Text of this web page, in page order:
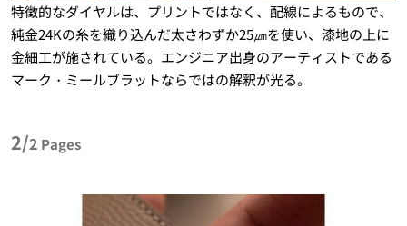
特徴的なダイヤルは、プリントではなく、配線によるもので、
純金24Kの糸を織り込んだ太さわずか25㎛を使い、漆地の上に
金細工が施されている。エンジニア出身のアーティストである
マーク・ミールブラットならではの解釈が光る。
2/2 Pages